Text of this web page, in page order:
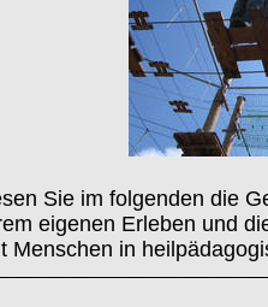
Sie im folgenden die
eigenen Erleben und
Menschen in